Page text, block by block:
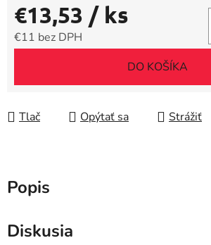
€13,53 / ks
€11 bez DPH
DO KOŠÍKA
Tlač Opýtať sa Strážiť
Popis
Diskusia